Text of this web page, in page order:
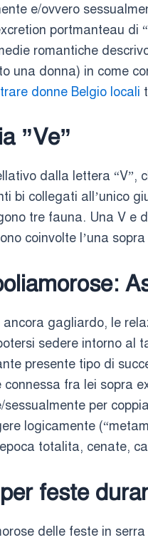
e/ovvero
portmanteau
romantiche
una donna) in come
donne Belgio locali
”Ve”
dalla lettera “V”,
bi collegati all’unico
tre fauna. Una V e
coinvolte l’una sopra
ancora gagliardo, le
sedere intorno al
presente tipo di
fra lei sopra
per
logicamente
totalita, cenate,
feste
delle feste in